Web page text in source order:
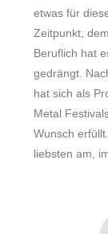
etwas für
Zeitpunkt,
Beruflich hat
gedrängt.
hat sich als
Metal
Wunsch
liebsten am,